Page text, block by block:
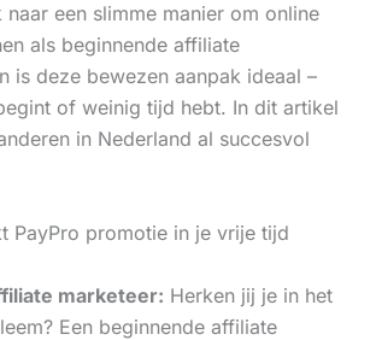
naar een slimme manier om online
als beginnende affiliate
is deze bewezen aanpak ideaal –
of weinig tijd hebt. In dit artikel
in Nederland al succesvol
PayPro promotie in je vrije tijd
marketeer: Herken jij je in het
Een beginnende affiliate